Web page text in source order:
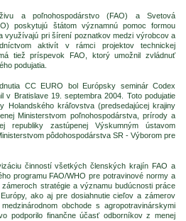
a poľnohospodárstvo (FAO) a Svetová
poskytujú štátom významnú pomoc formou
využívajú pri šírení poznatkov medzi výrobcov a
aktivít v rámci projektov technickej
tiež príspevok FAO, ktorý umožnil zvládnuť
podujatia.
CC EURO bol Európsky seminár Codex
v Bratislave 19. septembra 2004. Toto podujatie
Holandského kráľovstva (predsedajúcej krajiny
Ministerstvom poľnohospodárstva, prírody a
republiky zastúpenej Výskumným ústavom
pôdohospodárstva SR - Výborom pre
činností všetkých členských krajín FAO a
programu FAO/WHO pre potravinové normy a
stratégie a významu budúcnosti práce
ako aj pre dosiahnutie cieľov a zámerov
obchode s agropotravinárskymi
podporilo finančne účasť odborníkov z menej